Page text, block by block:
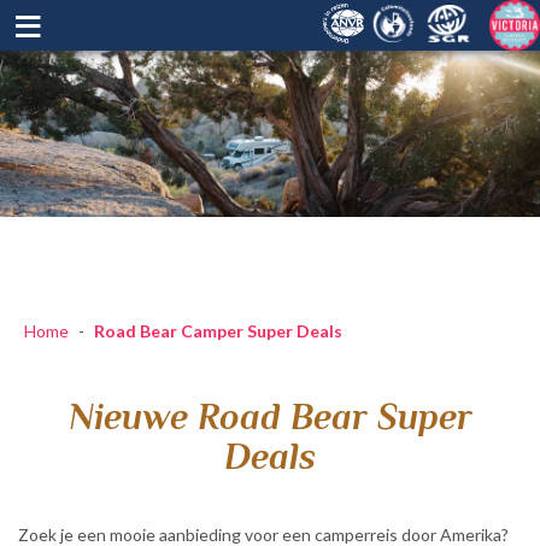
≡
Home - Road Bear Camper Super Deals
Nieuwe Road Bear Super
Deals
Zoek je een mooie aanbieding voor een camperreis door Amerika?